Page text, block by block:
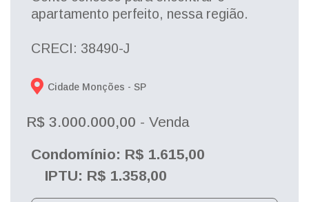
apartamento perfeito, nessa região.
CRECI: 38490-J
Cidade Monções - SP
R$ 3.000.000,00 - Venda
Condomínio: R$ 1.615,00
IPTU: R$ 1.358,00